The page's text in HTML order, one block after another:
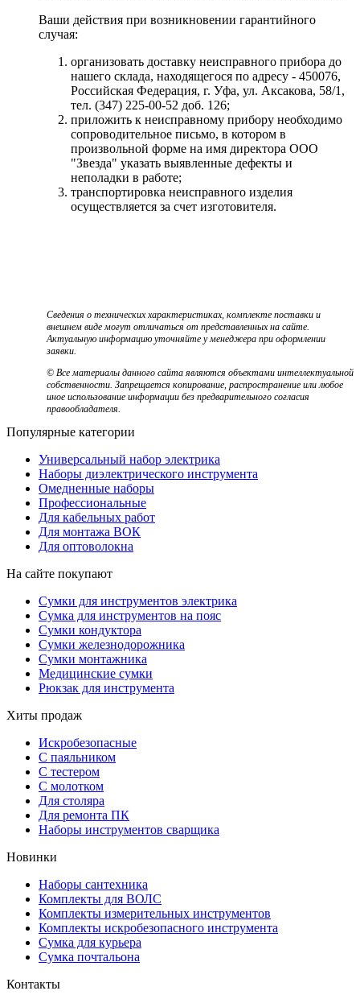
Ваши действия при возникновении гарантийного
случая:
организовать доставку неисправного прибора до
нашего склада, находящегося по адресу - 450076,
Российская Федерация, г. Уфа, ул. Аксакова, 58/1,
тел. (347) 225-00-52 доб. 126;
приложить к неисправному прибору необходимо
сопроводительное письмо, в котором в
произвольной форме на имя директора ООО
"Звезда" указать выявленные дефекты и
неполадки в работе;
транспортировка неисправного изделия
осуществляется за счет изготовителя.
Сведения о технических характеристиках, комплекте поставки и
внешнем виде могут отличаться от представленных на сайте.
Актуальную информацию уточняйте у менеджера при оформлении
заявки.
© Все материалы данного сайта являются объектами интеллектуальной
собственности. Запрещается копирование, распространение или любое
иное использование информации без предварительного согласия
правообладателя.
Популярные категории
Универсальный набор электрика
Наборы диэлектрического инструмента
Омедненные наборы
Профессиональные
Для кабельных работ
Для монтажа ВОК
Для оптоволокна
На сайте покупают
Сумки для инструментов электрика
Сумка для инструментов на пояс
Сумки кондуктора
Сумки железнодорожника
Сумки монтажника
Медицинские сумки
Рюкзак для инструмента
Хиты продаж
Искробезопасные
С паяльником
С тестером
С молотком
Для столяра
Для ремонта ПК
Наборы инструментов сварщика
Новинки
Наборы сантехника
Комплекты для ВОЛС
Комплекты измерительных инструментов
Комплекты искробезопасного инструмента
Сумка для курьера
Сумка почтальона
Контакты